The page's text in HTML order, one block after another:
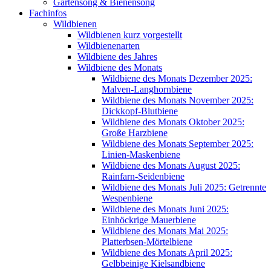
Gartensong & Bienensong
Fachinfos
Wildbienen
Wildbienen kurz vorgestellt
Wildbienenarten
Wildbiene des Jahres
Wildbiene des Monats
Wildbiene des Monats Dezember 2025:
Malven-Langhornbiene
Wildbiene des Monats November 2025:
Dickkopf-Blutbiene
Wildbiene des Monats Oktober 2025:
Große Harzbiene
Wildbiene des Monats September 2025:
Linien-Maskenbiene
Wildbiene des Monats August 2025:
Rainfarn-Seidenbiene
Wildbiene des Monats Juli 2025: Getrennte
Wespenbiene
Wildbiene des Monats Juni 2025:
Einhöckrige Mauerbiene
Wildbiene des Monats Mai 2025:
Platterbsen-Mörtelbiene
Wildbiene des Monats April 2025:
Gelbbeinige Kielsandbiene